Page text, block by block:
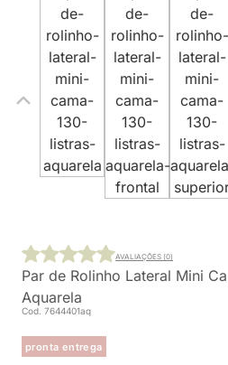
Par de Rolinho Lateral Mini
Aquarela
Cod. 7644401aq
pronta entrega
AVALIAÇÕES (0)